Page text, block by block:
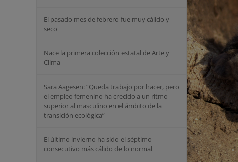
El pasado mes de febrero fue muy cálido y
seco
Nace la primera colección estatal de Arte y
Clima
Sara Aagesen: “Queda trabajo por hacer, pero
el empleo femenino ha crecido a un ritmo
superior al masculino en el ámbito de la
transición ecológica”
El último invierno ha sido el séptimo
consecutivo más cálido de lo normal